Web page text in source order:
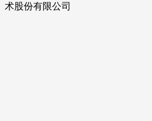
术股份有限公司